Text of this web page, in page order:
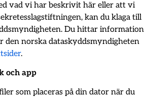
vad vi har beskrivit här eller att vi
kan du klaga till
Du hittar information
den norska dataskyddsmyndigheten
.
och app
som placeras på din dator när du